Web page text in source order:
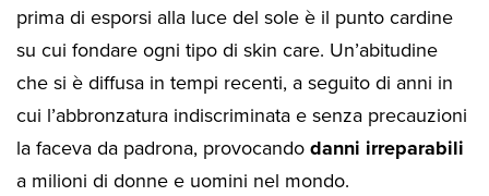
prima di esporsi alla luce del sole è il punto cardine
su cui fondare ogni tipo di skin care. Un’abitudine
che si è diffusa in tempi recenti, a seguito di anni in
cui l’abbronzatura indiscriminata e senza precauzioni
la faceva da padrona, provocandodanni irreparabili
a milioni di donne e uomini nel mondo.